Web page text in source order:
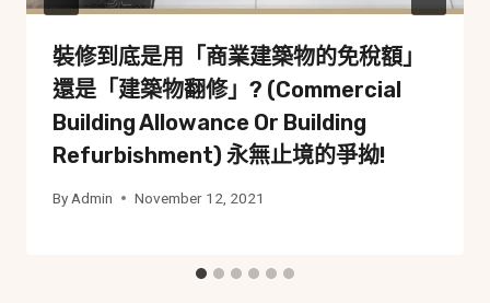
裝修到底是用「商業建築物的免稅額」
還是「建築物翻修」? (Commercial
Building Allowance Or Building
Refurbishment) 永無止境的爭拗!
By Admin November 12, 2021